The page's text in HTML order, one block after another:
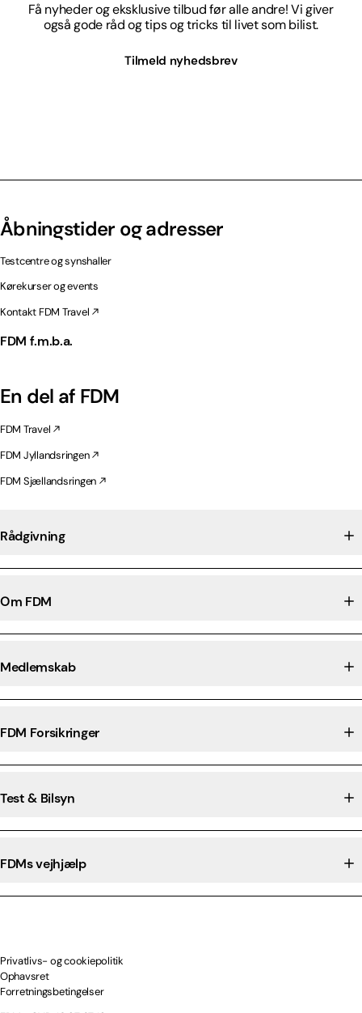
Få nyheder og eksklusive tilbud før alle andre! Vi giver
også gode råd og tips og tricks til livet som bilist.
Tilmeld nyhedsbrev
Åbningstider og adresser
Testcentre og synshaller
Kørekurser og events
Kontakt FDM Travel
FDM f.m.b.a.
En del af FDM
FDM Travel
FDM Jyllandsringen
FDM Sjællandsringen
Rådgivning
Om FDM
Medlemskab
FDM Forsikringer
Test & Bilsyn
FDMs vejhjælp
Privatlivs- og cookiepolitik
Ophavsret
Forretningsbetingelser